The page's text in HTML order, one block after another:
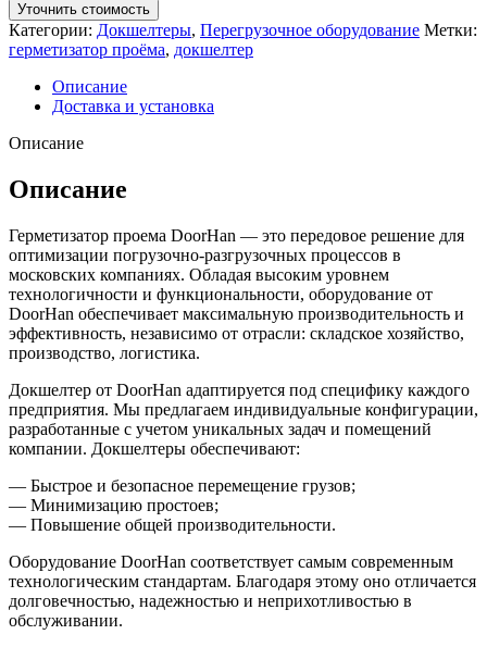
Уточнить стоимость
Категории: Докшелтеры, Перегрузочное оборудование Метки:
герметизатор проёма, докшелтер
Описание
Доставка и установка
Описание
Описание
Герметизатор проема DoorHan — это передовое решение для
оптимизации погрузочно-разгрузочных процессов в
московских компаниях. Обладая высоким уровнем
технологичности и функциональности, оборудование от
DoorHan обеспечивает максимальную производительность и
эффективность, независимо от отрасли: складское хозяйство,
производство, логистика.
Докшелтер от DoorHan адаптируется под специфику каждого
предприятия. Мы предлагаем индивидуальные конфигурации,
разработанные с учетом уникальных задач и помещений
компании. Докшелтеры обеспечивают:
— Быстрое и безопасное перемещение грузов;
— Минимизацию простоев;
— Повышение общей производительности.
Оборудование DoorHan соответствует самым современным
технологическим стандартам. Благодаря этому оно отличается
долговечностью, надежностью и неприхотливостью в
обслуживании.